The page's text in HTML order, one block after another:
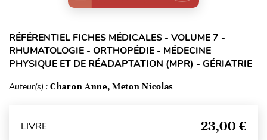
RÉFÉRENTIEL FICHES MÉDICALES - VOLUME 7 -
RHUMATOLOGIE - ORTHOPÉDIE - MÉDECINE
PHYSIQUE ET DE RÉADAPTATION (MPR) - GÉRIATRIE
Auteur(s) : Charon Anne, Meton Nicolas
LIVRE 23,00 €